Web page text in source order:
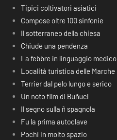
Tipici coltivatori asiatici
Compose oltre 100 sinfonie
Il sotterraneo della chiesa
Chiude una pendenza
La febbre in linguaggio medico
Località turistica delle Marche
Terrier dal pelo lungo e serico
Un noto film di Buñuel
Il segno sulla ñ spagnola
Fu la prima autoclave
Pochi in molto spazio